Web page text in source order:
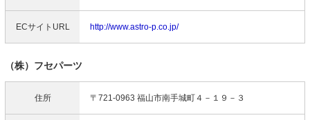
ECサイトURL http://www.astro-p.co.jp/
（株）フセパーツ
住所 〒721-0963 福山市南手城町４－１９－３